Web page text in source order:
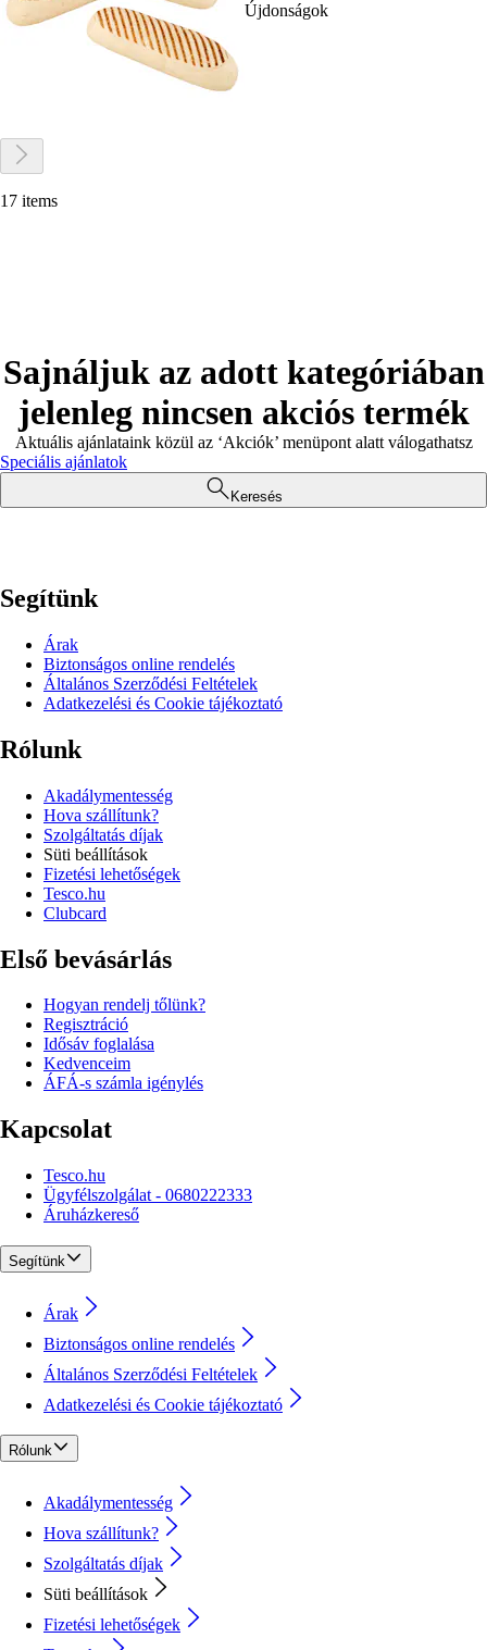
Újdonságok
17 items
Sajnáljuk az adott kategóriában
jelenleg nincsen akciós termék
Aktuális ajánlataink közül az ‘Akciók’ menüpont alatt válogathatsz
Speciális ajánlatok
Keresés
Segítünk
Árak
Biztonságos online rendelés
Általános Szerződési Feltételek
Adatkezelési és Cookie tájékoztató
Rólunk
Akadálymentesség
Hova szállítunk?
Szolgáltatás díjak
Süti beállítások
Fizetési lehetőségek
Tesco.hu
Clubcard
Első bevásárlás
Hogyan rendelj tőlünk?
Regisztráció
Idősáv foglalása
Kedvenceim
ÁFÁ-s számla igénylés
Kapcsolat
Tesco.hu
Ügyfélszolgálat - 0680222333
Áruházkereső
Segítünk
Árak
Biztonságos online rendelés
Általános Szerződési Feltételek
Adatkezelési és Cookie tájékoztató
Rólunk
Akadálymentesség
Hova szállítunk?
Szolgáltatás díjak
Süti beállítások
Fizetési lehetőségek